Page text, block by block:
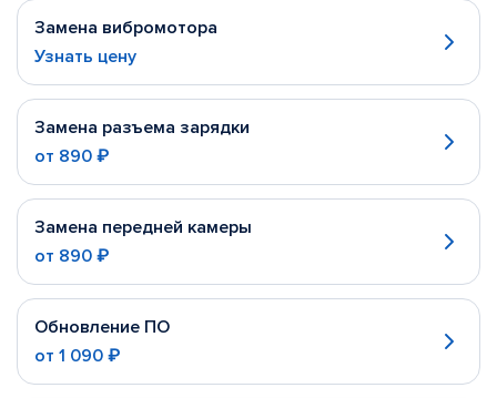
Замена вибромотора
Узнать цену
Замена разъема зарядки
от 890 ₽
Замена передней камеры
от 890 ₽
Обновление ПО
от 1 090 ₽